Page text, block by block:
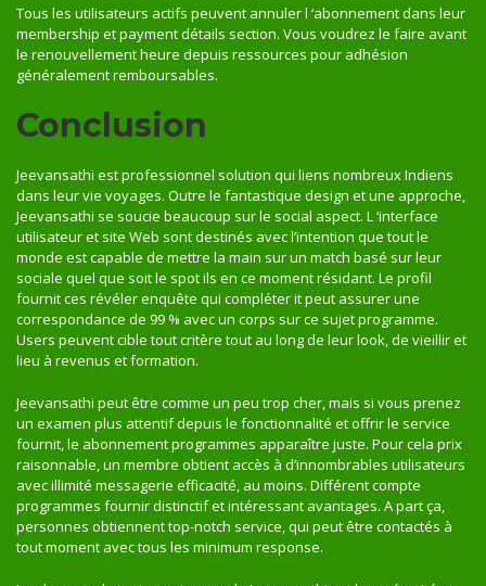
Tous les utilisateurs actifs peuvent annuler l ‘abonnement dans leur
membership et payment détails section. Vous voudrez le faire avant
le renouvellement heure depuis ressources pour adhésion
généralement remboursables.
Conclusion
Jeevansathi est professionnel solution qui liens nombreux Indiens
dans leur vie voyages. Outre le fantastique design et une approche,
Jeevansathi se soucie beaucoup sur le social aspect. L ‘interface
utilisateur et site Web sont destinés avec l’intention que tout le
monde est capable de mettre la main sur un match basé sur leur
sociale quel que soit le spot ils en ce moment résidant. Le profil
fournit ces révéler enquête qui compléter it peut assurer une
correspondance de 99 % avec un corps sur ce sujet programme.
Users peuvent cible tout critère tout au long de leur look, de vieillir et
lieu à revenus et formation.
Jeevansathi peut être comme un peu trop cher, mais si vous prenez
un examen plus attentif depuis le fonctionnalité et offrir le service
fournit, le abonnement programmes apparaître juste. Pour cela prix
raisonnable, un membre obtient accès à d’innombrables utilisateurs
avec illimité messagerie efficacité, au moins. Différent compte
programmes fournir distinctif et intéressant avantages. A part ça,
personnes obtiennent top-notch service, qui peut être contactés à
tout moment avec tous les minimum response.